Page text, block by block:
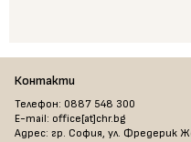
Контакти
Телефон: 0887 548 300
E-mail: office[at]chr.bg
Адрес: гр. София, ул. Фредерик